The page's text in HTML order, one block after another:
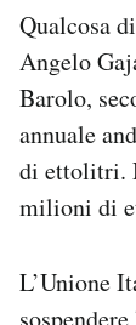
Qualcosa
Angelo
Barolo,
annuale
di ettolitri.
milioni di
L’Unione